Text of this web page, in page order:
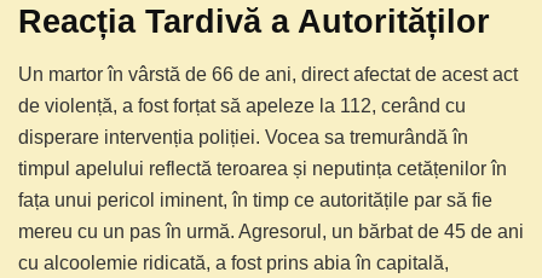
Reacția Tardivă a Autorităților
Un martor în vârstă de 66 de ani, direct afectat de acest act
de violență, a fost forțat să apeleze la 112, cerând cu
disperare intervenția poliției. Vocea sa tremurândă în
timpul apelului reflectă teroarea și neputința cetățenilor în
fața unui pericol iminent, în timp ce autoritățile par să fie
mereu cu un pas în urmă. Agresorul, un bărbat de 45 de ani
cu alcoolemie ridicată, a fost prins abia în capitală,